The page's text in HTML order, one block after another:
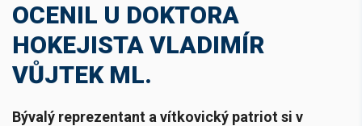
OCENIL U DOKTORA
HOKEJISTA VLADIMÍR
VŮJTEK ML.
Bývalý reprezentant a vítkovický patriot si v